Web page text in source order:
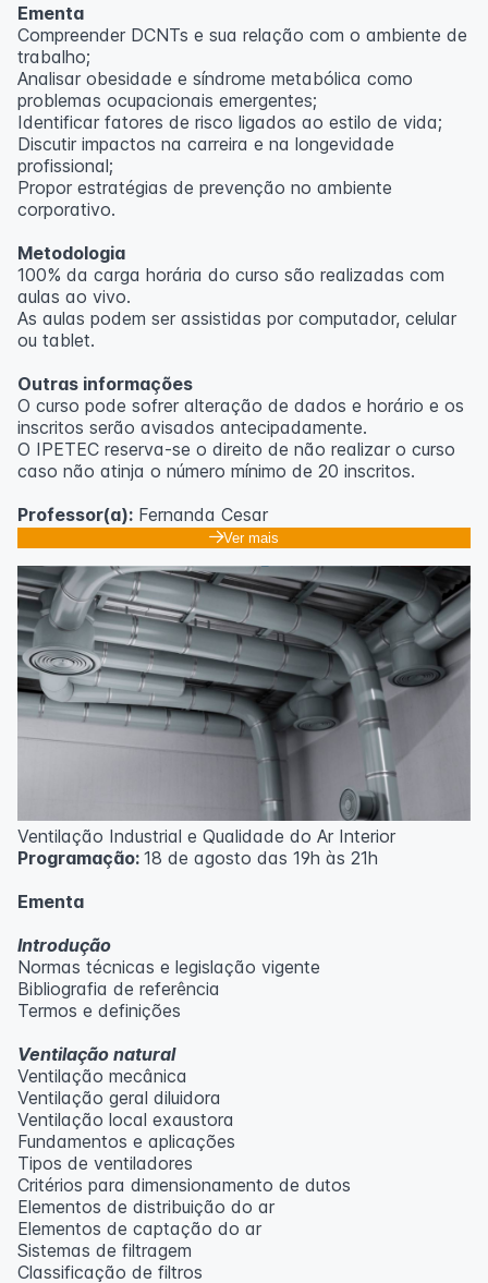
Ementa
Compreender DCNTs e sua relação com o ambiente de
trabalho;
Analisar obesidade e síndrome metabólica como
problemas ocupacionais emergentes;
Identificar fatores de risco ligados ao estilo de vida;
Discutir impactos na carreira e na longevidade
profissional;
Propor estratégias de prevenção no ambiente
corporativo.
Metodologia
100% da carga horária do curso são realizadas com
aulas ao vivo.
As aulas podem ser assistidas por computador, celular
ou tablet.
Outras informações
O curso pode sofrer alteração de dados e horário e os
inscritos serão avisados ​​antecipadamente.
O IPETEC reserva-se o direito de não realizar o curso
caso não atinja o número mínimo de 20 inscritos.
Professor(a): Fernanda Cesar
Ver mais
Ventilação Industrial e Qualidade do Ar Interior
Programação: 18 de agosto das 19h às 21h
Ementa
Introdução
Normas técnicas e legislação vigente
Bibliografia de referência
Termos e definições
Ventilação natural
Ventilação mecânica
Ventilação geral diluidora
Ventilação local exaustora
Fundamentos e aplicações
Tipos de ventiladores
Critérios para dimensionamento de dutos
Elementos de distribuição do ar
Elementos de captação do ar
Sistemas de filtragem
Classificação de filtros